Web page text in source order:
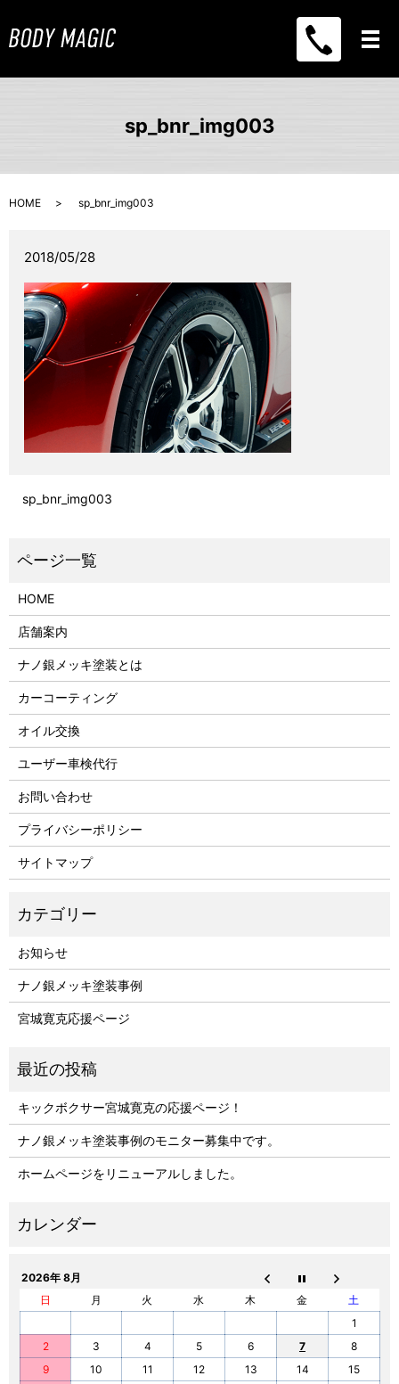
メ
sp_bnr_img003
HOME sp_bnr_img003
2018/05/28
sp_bnr_img003
HOME
店舗案内
ナノ銀メッキ塗装とは
カーコーティング
オイル交換
ユーザー車検代行
お問い合わせ
プライバシーポリシー
サイトマップ
お知らせ
ナノ銀メッキ塗装事例
宮城寛克応援ページ
キックボクサー宮城寛克の応援ページ！
ナノ銀メッキ塗装事例のモニター募集中です。
ホームページをリニューアルしました。
2026年 8月
日
月 火 水 木 金
土
1
2
3 4 5 6 7
8
9
10 11 12 13 14
15